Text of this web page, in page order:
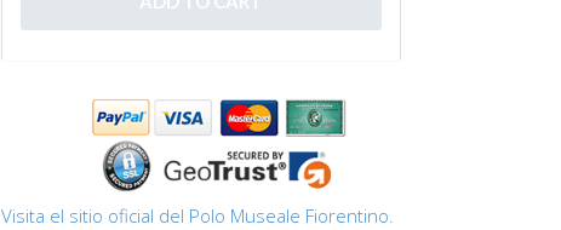
Visita el sitio oficial del Polo Museale Fiorentino.